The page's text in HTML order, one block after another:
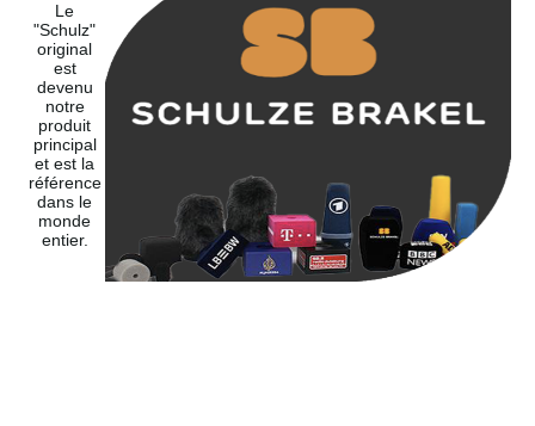
Le
"Schulz"
original
est
devenu
notre
produit
principal
et est la
référence
dans le
monde
entier.